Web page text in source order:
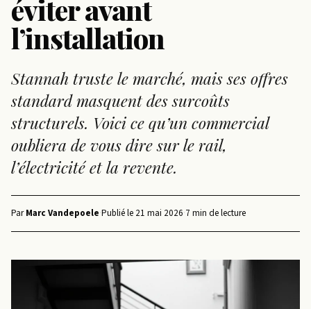
éviter avant
l’installation
Stannah truste le marché, mais ses offres
standard masquent des surcoûts
structurels. Voici ce qu’un commercial
oubliera de vous dire sur le rail,
l’électricité et la revente.
ParMarc Vandepoele·Publié le 21 mai 2026·7 min de lecture